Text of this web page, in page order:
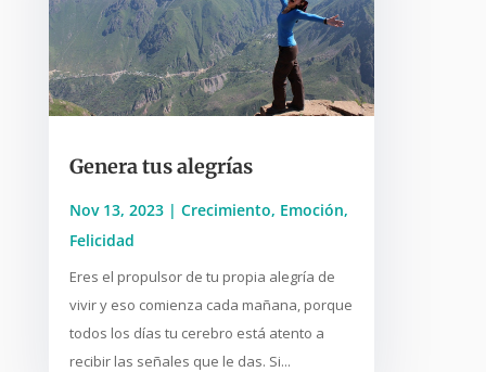
Genera tus alegrías
Nov 13, 2023| Crecimiento, Emoción,
Felicidad
Eres el propulsor de tu propia alegría de
vivir y eso comienza cada mañana, porque
todos los días tu cerebro está atento a
recibir las señales que le das. Si...